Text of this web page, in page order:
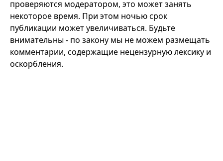
проверяются модератором, это может занять
некоторое время. При этом ночью срок
публикации может увеличиваться. Будьте
внимательны - по закону мы не можем размещать
комментарии, содержащие нецензурную лексику и
оскорбления.